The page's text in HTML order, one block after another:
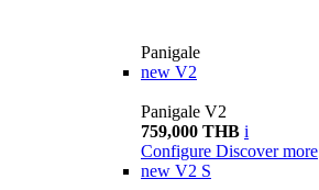
Panigale
new V2
Panigale V2
759,000 THB i
Configure Discover more
new V2 S